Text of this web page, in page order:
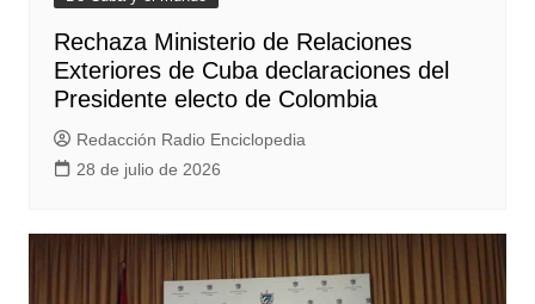
Rechaza Ministerio de Relaciones
Exteriores de Cuba declaraciones del
Presidente electo de Colombia
Redacción Radio Enciclopedia
28 de julio de 2026